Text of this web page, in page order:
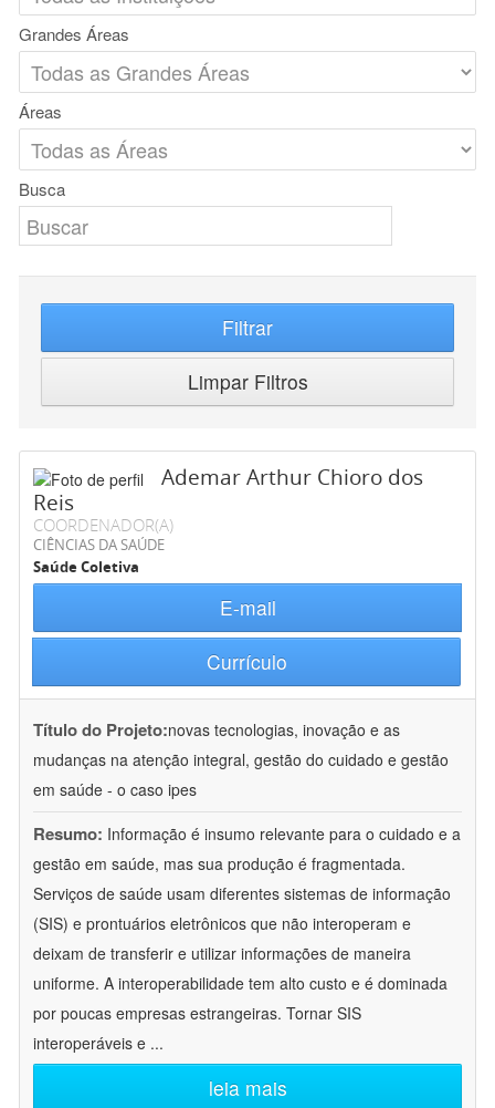
Grandes Áreas
Áreas
Busca
Filtrar
Limpar Filtros
Ademar Arthur Chioro dos
Reis
COORDENADOR(A)
CIÊNCIAS DA SAÚDE
Saúde Coletiva
E-mail
Currículo
Título do Projeto:novas tecnologias, inovação e as
mudanças na atenção integral, gestão do cuidado e gestão
em saúde - o caso ipes
Resumo: Informação é insumo relevante para o cuidado e a
gestão em saúde, mas sua produção é fragmentada.
Serviços de saúde usam diferentes sistemas de informação
(SIS) e prontuários eletrônicos que não interoperam e
deixam de transferir e utilizar informações de maneira
uniforme. A interoperabilidade tem alto custo e é dominada
por poucas empresas estrangeiras. Tornar SIS
interoperáveis e ...
leia mais